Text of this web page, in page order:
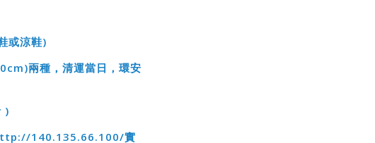
或涼鞋)
兩種，清運當日，環安
)
140.135.66.100/實